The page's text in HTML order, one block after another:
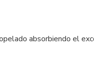
absorbiendo el